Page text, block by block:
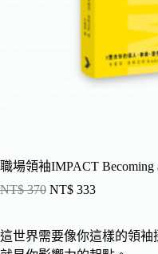
職場領袖IMPACT Becoming
NT$370 NT$ 333
這世界需要像你這樣的領